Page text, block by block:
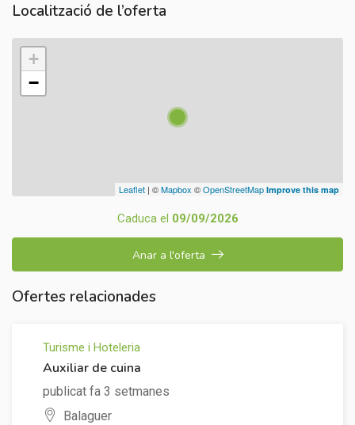
Localització de l’oferta
+
−
Leaflet | ©Mapbox ©OpenStreetMap Improve this map
Caduca el 09/09/2026
Anar a l'oferta
Ofertes relacionades
Turisme i Hoteleria
Auxiliar de cuina
publicat fa 3 setmanes
Balaguer